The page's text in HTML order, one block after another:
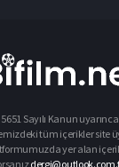
Sayılı Kanun
tüm içerikler site
yer alan